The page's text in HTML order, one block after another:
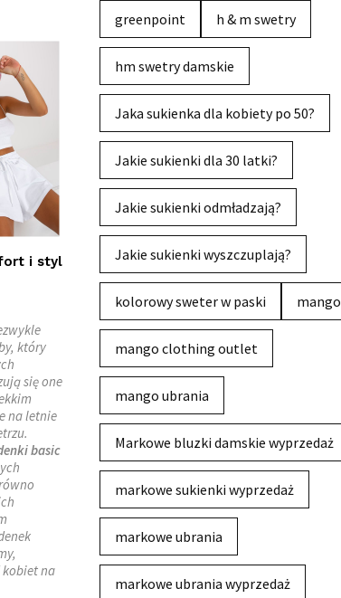
i styl
który
się one
na letnie
basic
kobiet na
greenpoint h & m swetry
hm swetry damskie
Jaka sukienka dla kobiety po 50?
Jakie sukienki dla 30 latki?
Jakie sukienki odmładzają?
Jakie sukienki wyszczuplają?
kolorowy sweter w paski mango
mango clothing outlet
mango ubrania
Markowe bluzki damskie wyprzedaż
markowe sukienki wyprzedaż
markowe ubrania
markowe ubrania wyprzedaż